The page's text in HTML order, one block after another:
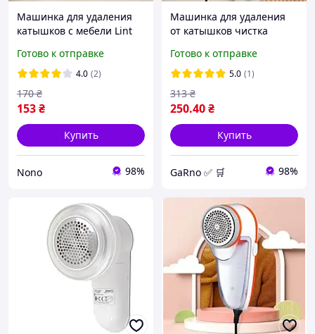
Машинка для удаления
катышков с мебели Lint
машинка для удаления
катышков с одежды
Зеленая
Готово к отправке
4.0 (2)
153₴
170 ₴
Купить
Nono 98%
Машинка для удаления
от катышков чистка
сети
Готово к отправке
5.0 (1)
250.40₴
313 ₴
Купить
GaRno ✅ 🛒 98%